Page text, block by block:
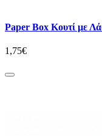
Paper Box Κουτί με
1,75€